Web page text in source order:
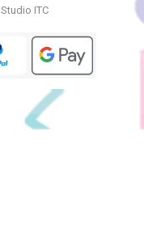
Studio ITC